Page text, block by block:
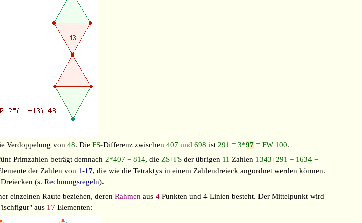
Verdoppelung von 48. Die FS-Differenz zwischen 407 und 698 ist 291 = 3*97= FW 100.
Primzahlen beträgt demnach 2*407 = 814, die ZS+FS der übrigen 11 Zahlen 1343+291 = 1634 =
der Zahlen von 1-17, die wie die Tetraktys in einem Zahlendreieck angordnet werden können.
Dreiecken (s.Rechnungsregeln).
einzelnen Raute beziehen, deren Rahmen aus 4Punkten und 4Linien besteht. Der Mittelpunkt wird
aus 17Elementen: